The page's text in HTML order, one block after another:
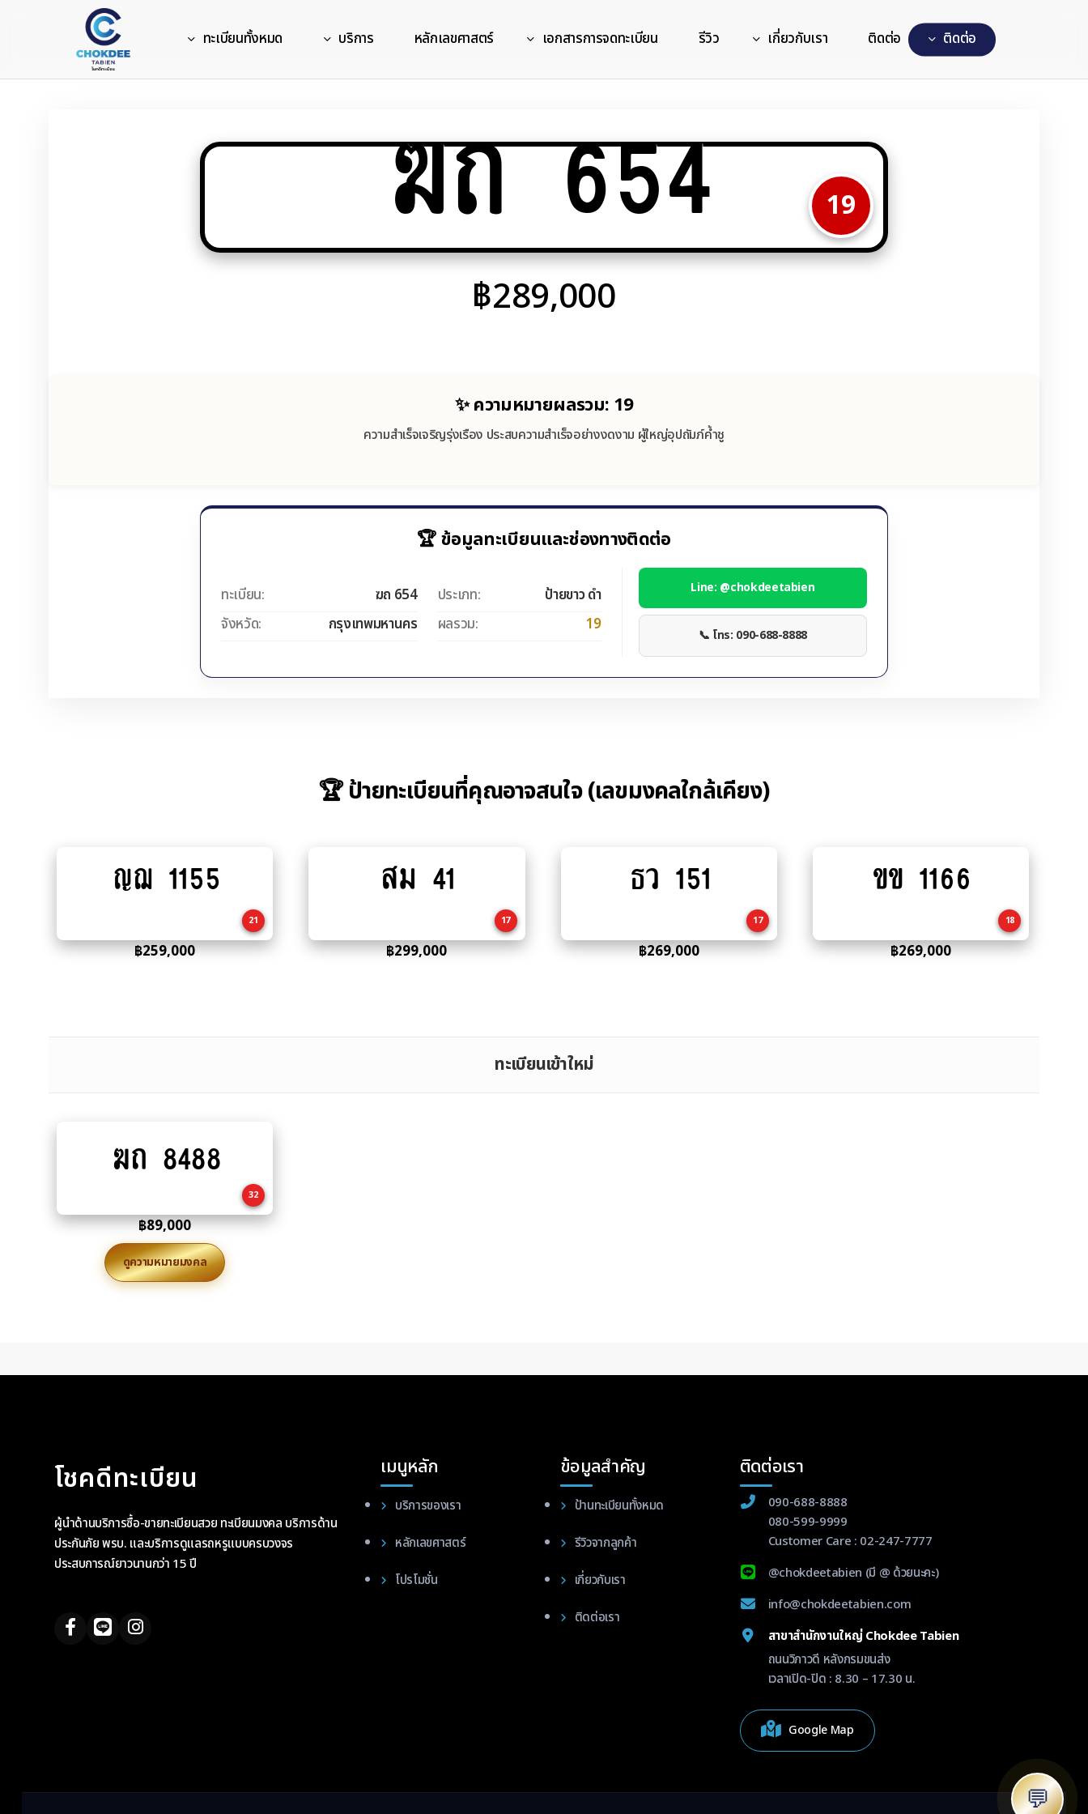
content
ทะเบียนทั้งหมด บริการ หลักเลขศาสตร์ เอกสารการจดทะเบียน รีวิว เกี่ยวกับเรา ติดต่อ ตดตอ
ฆถ 654 19
฿289,000
✨ ความหมายผลรวม: 19
ความสำเร็จเจริญรุ่งเรือง ประสบความสำเร็จอย่างงดงาม ผู้ใหญ่อุปถัมภ์ค้ำชู
🏆 ข้อมูลทะเบียนและช่องทางติดต่อ
ทะเบียน:
ฆถ 654
จังหวัด:
กรุงเทพมหานคร
ประเภท:
ป้ายขาว ดำ
ผลรวม:
19
Line: @chokdeetabien
📞 โทร: 090-688-8888
🏆 ป้ายทะเบียนที่คุณอาจสนใจ (เลขมงคลใกล้เคียง)
Add
to
ญฌ 1155
21
฿259,000
Add
to
สม 41
17
฿299,000
Add
to
ธว 151
17
฿269,000
Add
to
ขข 1166
18
฿269,000
ทะเบียนเข้าใหม่
to
ฆถ 8488
32
฿89,000
ดูความหมายมงคล
โชคดีทะเบียน
ผู้นำด้านบริการซื้อ-ขายทะเบียนสวย ทะเบียนมงคล บริการด้าน
ประกันภัย พรบ. และบริการดูแลรถหรูแบบครบวงจร
ประสบการณ์ยาวนานกว่า 15 ปี
เมนูหลัก
บริการของเรา
หลักเลขศาสตร์
โปรโมชั่น
ข้อมูลสำคัญ
ป้านทะเบียนทั้งหมด
รีวิวจากลูกค้า
เกี่ยวกับเรา
ติดต่อเรา
ติดต่อเรา
090-688-8888
080-599-9999
Customer Care : 02-247-7777
@chokdeetabien (มี @ ด้วยนะคะ)
info@chokdeetabien.com
สาขาสำนักงานใหญ่ Chokdee Tabien
ถนนวิภาวดี หลังกรมขนส่ง
เวลาเปิด-ปิด : 8.30 – 17.30 น.
Google Map
💬